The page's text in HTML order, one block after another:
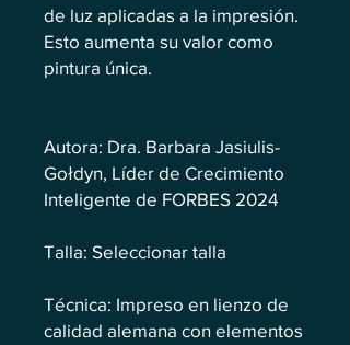
de luz aplicadas a la impresión.
Esto aumenta su valor como
pintura única.
Autora: Dra. Barbara Jasiulis-
Gołdyn, Líder de Crecimiento
Inteligente de FORBES 2024
Talla: Seleccionar talla
Técnica: Impreso en lienzo de
calidad alemana con elementos